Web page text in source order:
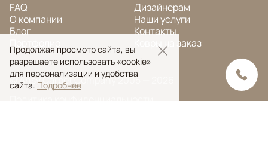
FAQ
О компании
Блог
Портфолио
Дизайнерам
Наши услуги
Контакты
Ковры на заказ
© Ansy Carpet Company 2005 — 2026
Продолжая просмотр сайта, вы
разрешаете использовать «cookie»
для персонализации и удобства
сайта. Подробнее